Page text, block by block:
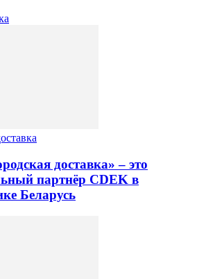
доставка» – это
партнёр CDEK в
Беларусь